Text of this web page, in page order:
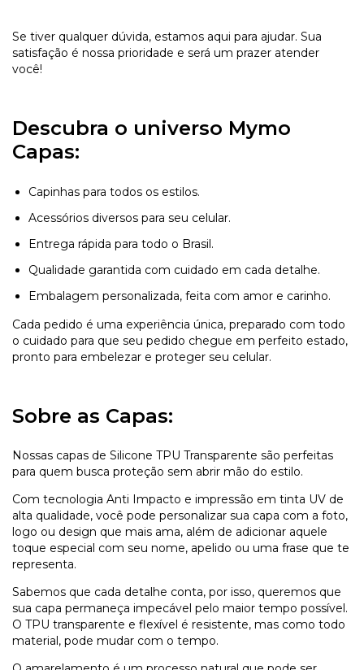
Se tiver qualquer dúvida, estamos aqui para ajudar. Sua
satisfação é nossa prioridade e será um prazer atender
você!
Descubra o universo Mymo
Capas:
Capinhas para todos os estilos.
Acessórios diversos para seu celular.
Entrega rápida para todo o Brasil.
Qualidade garantida com cuidado em cada detalhe.
Embalagem personalizada, feita com amor e carinho.
Cada pedido é uma experiência única, preparado com todo
o cuidado para que seu pedido chegue em perfeito estado,
pronto para embelezar e proteger seu celular.
Sobre as Capas:
Nossas capas de Silicone TPU Transparente são perfeitas
para quem busca proteção sem abrir mão do estilo.
Com tecnologia Anti Impacto e impressão em tinta UV de
alta qualidade, você pode personalizar sua capa com a foto,
logo ou design que mais ama, além de adicionar aquele
toque especial com seu nome, apelido ou uma frase que te
representa.
Sabemos que cada detalhe conta, por isso, queremos que
sua capa permaneça impecável pelo maior tempo possível.
O TPU transparente e flexível é resistente, mas como todo
material, pode mudar com o tempo.